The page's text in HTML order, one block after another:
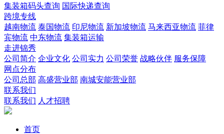
集装箱码头查询 国际快递查询
跨境专线
越南物流 泰国物流 印尼物流 新加坡物流 马来西亚物流 菲律
宾物流 中东物流 集装箱运输
走进锦秀
公司简介 企业文化 公司实力 公司荣誉 战略伙伴 服务保障
网点分布
公司总部 高盛营业部 南城安能营业部
联系我们
联系我们 人才招聘
首页